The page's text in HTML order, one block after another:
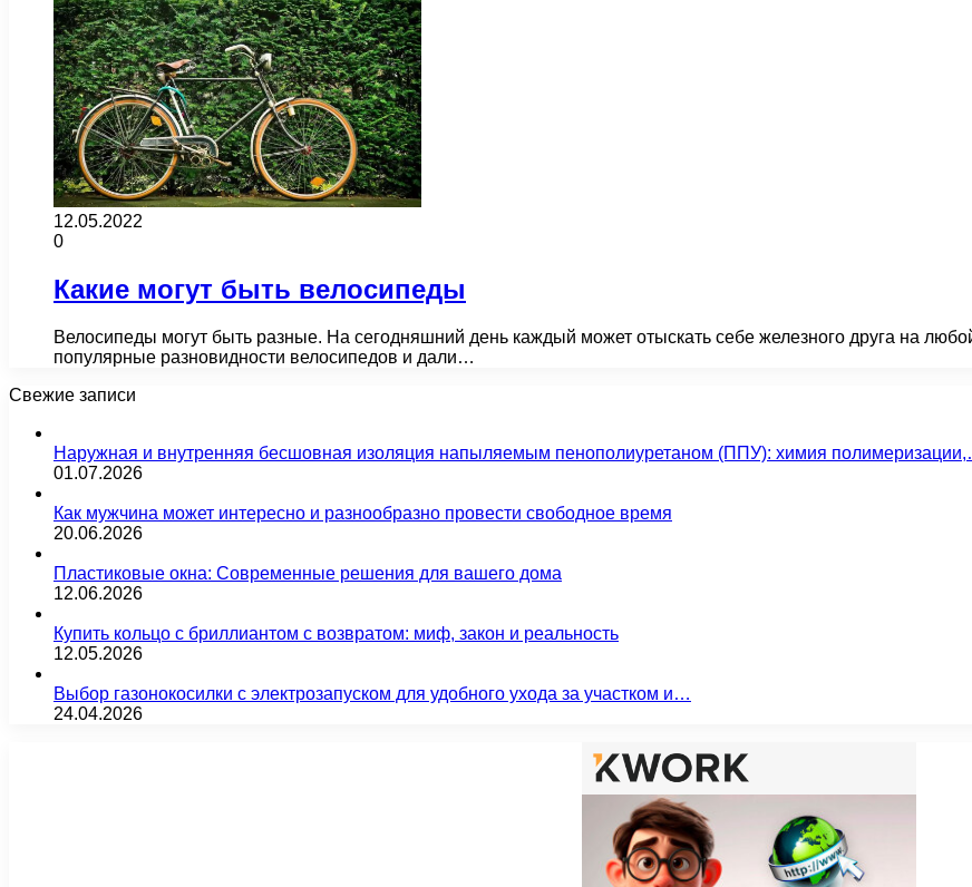
12.05.2022
0
Какие могут быть велосипеды
Велосипеды могут быть разные. На сегодняшний день каждый может отыскать себе железного друга на
популярные разновидности велосипедов и дали…
Свежие записи
Наружная и внутренняя бесшовная изоляция напыляемым пенополиуретаном (ППУ): химия
01.07.2026
Как мужчина может интересно и разнообразно провести свободное время
20.06.2026
Пластиковые окна: Современные решения для вашего дома
12.06.2026
Купить кольцо с бриллиантом с возвратом: миф, закон и реальность
12.05.2026
Выбор газонокосилки с электрозапуском для удобного ухода за участком и…
24.04.2026